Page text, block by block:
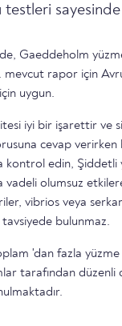
testleri
Gaeddeholm
mevcut rapor için
uygun.
iyi bir işarettir ve
cevap
kontrol edin,
vadeli olumsuz
vibrios veya
bulunmaz.
'dan fazla yüzme
tarafından